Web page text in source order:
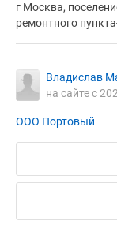
г Москва,
ремонтного
Владислав
на сайте с
ООО Портовый